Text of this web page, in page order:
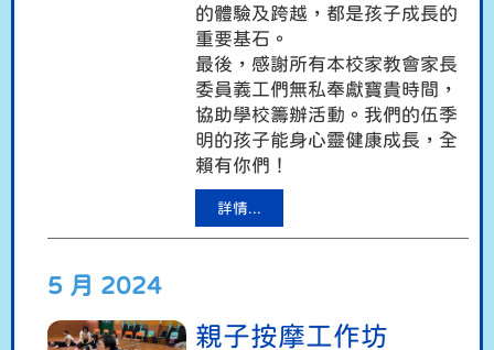
的體驗及跨越，都是孩子成長的
重要基石。
最後，感謝所有本校家教會家長
委員義工們無私奉獻寶貴時間，
協助學校籌辦活動。我們的伍季
明的孩子能身心靈健康成長，全
賴有你們！
詳情...
5 月 2024
親子按摩工作坊